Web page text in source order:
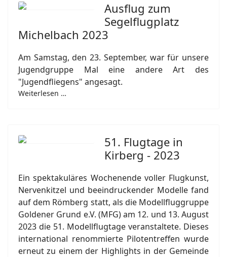
Ausflug zum
Segelflugplatz
Michelbach 2023
Am Samstag, den 23. September, war für unsere
Jugendgruppe Mal eine andere Art des
"Jugendfliegens" angesagt.
Weiterlesen …
51. Flugtage in
Kirberg - 2023
Ein spektakuläres Wochenende voller Flugkunst,
Nervenkitzel und beeindruckender Modelle fand
auf dem Römberg statt, als die Modellfluggruppe
Goldener Grund e.V. (MFG) am 12. und 13. August
2023 die 51. Modellflugtage veranstaltete. Dieses
international renommierte Pilotentreffen wurde
erneut zu einem der Highlights in der Gemeinde